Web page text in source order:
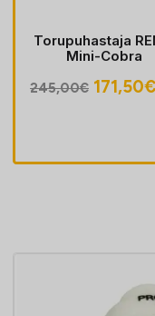
Torupuhastaja
Mini-Cobra
245,00€ Algne
171,50€